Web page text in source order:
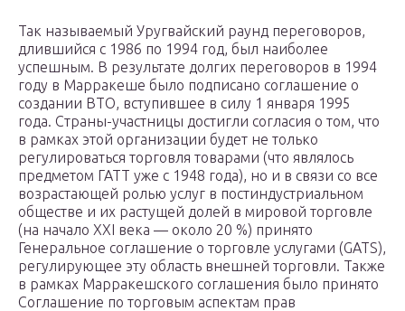
Так называемый Уругвайский раунд переговоров,
длившийся с 1986 по 1994 год, был наиболее
успешным. В результате долгих переговоров в 1994
году в Марракеше было подписано соглашение о
создании ВТО, вступившее в силу 1 января 1995
года. Страны-участницы достигли согласия о том, что
в рамках этой организации будет не только
регулироваться торговля товарами (что являлось
предметом ГАТТ уже с 1948 года), но и в связи со все
возрастающей ролью услуг в постиндустриальном
обществе и их растущей долей в мировой торговле
(на начало XXI века — около 20 %) принято
Генеральное соглашение о торговле услугами (GATS),
регулирующее эту область внешней торговли. Также
в рамках Марракешского соглашения было принято
Соглашение по торговым аспектам прав